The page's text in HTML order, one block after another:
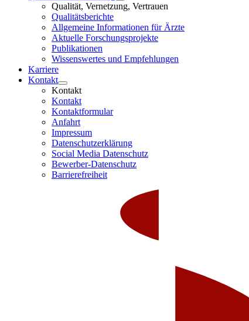
Qualität, Vernetzung, Vertrauen
Qualitätsberichte
Allgemeine Informationen für Ärzte
Aktuelle Forschungsprojekte
Publikationen
Wissenswertes und Empfehlungen
Karriere
Kontakt
Kontakt
Kontakt
Kontaktformular
Anfahrt
Impressum
Datenschutzerklärung
Social Media Datenschutz
Bewerber-Datenschutz
Barrierefreiheit